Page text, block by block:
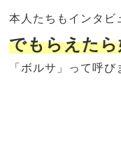
本人たちもインタビ
でもらえた
「ボルサ」って呼